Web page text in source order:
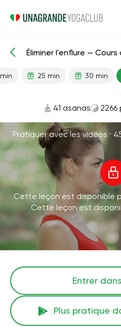
Leçons prêtes Rognons
Éliminer l'enflure —
25 min 30 min
41 asanas 2266
Pratiquer avec les vidéos ·
Cette leçon est disponible
Cette leçon est
Entrer
Plus pratique